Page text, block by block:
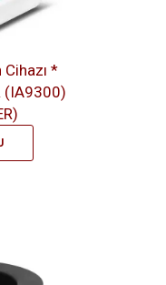
Cihazı *
(IA9300)